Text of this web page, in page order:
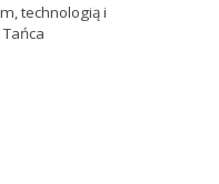
technologią i